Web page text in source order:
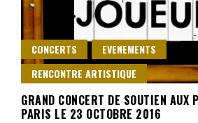
CONCERTS
EVENEMENTS
RENCONTRE ARTISTIQUE
GRAND CONCERT DE SOUTIEN AUX
PARIS LE 23 OCTOBRE 2016